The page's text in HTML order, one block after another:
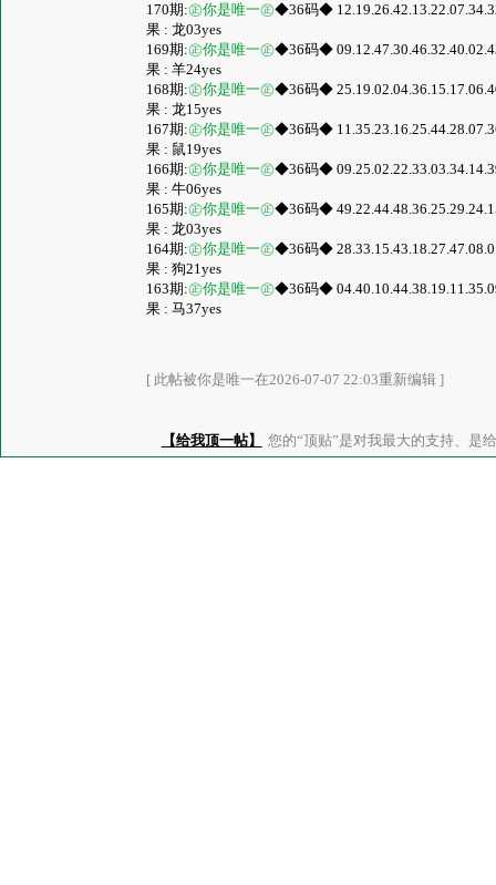
170期:㊣你是唯一㊣◆36码◆
果 : 龙03yes
169期:㊣你是唯一㊣◆36码◆
果 : 羊24yes
168期:㊣你是唯一㊣◆36码◆
果 : 龙15yes
167期:㊣你是唯一㊣◆36码◆
果 : 鼠19yes
166期:㊣你是唯一㊣◆36码◆
果 : 牛06yes
165期:㊣你是唯一㊣◆36码◆
果 : 龙03yes
164期:㊣你是唯一㊣◆36码◆
果 : 狗21yes
163期:㊣你是唯一㊣◆36码◆
果 : 马37yes
[ 此帖被你是唯一在2026-07-07 22:03重新编辑 ]
【给我顶一帖】 您的“顶贴”是对我最大的支持、是